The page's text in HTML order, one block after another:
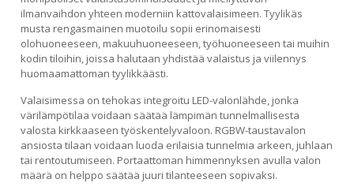
ilmanvaihdon yhteen moderniin kattovalaisimeen. Tyylikäs
musta rengasmainen muotoilu sopii erinomaisesti
olohuoneeseen, makuuhuoneeseen, työhuoneeseen tai muihin
kodin tiloihin, joissa halutaan yhdistää valaistus ja viilennys
huomaamattoman tyylikkäästi.
Valaisimessa on tehokas integroitu LED-valonlähde, jonka
värilämpötilaa voidaan säätää lämpimän tunnelmallisesta
valosta kirkkaaseen työskentelyvaloon. RGBW-taustavalon
ansiosta tilaan voidaan luoda erilaisia tunnelmia arkeen, juhlaan
tai rentoutumiseen. Portaattoman himmennyksen avulla valon
määrä on helppo säätää juuri tilanteeseen sopivaksi.